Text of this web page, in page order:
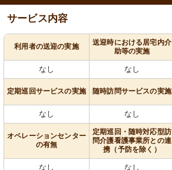
サービス内容
利用者の送迎の実施
送迎時における居宅内介
助等の実施
なし なし
定期巡回サービスの実施 随時訪問サービスの実施
なし なし
オペレーションセンター
の有無
定期巡回・随時対応型訪
問介護看護事業所との連
携（予防を除く）
なし なし